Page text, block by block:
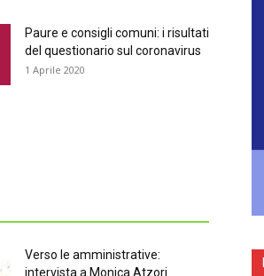
Paure e consigli comuni: i risultati
del questionario sul coronavirus
1 Aprile 2020
Verso le amministrative:
intervista a Monica Atzori